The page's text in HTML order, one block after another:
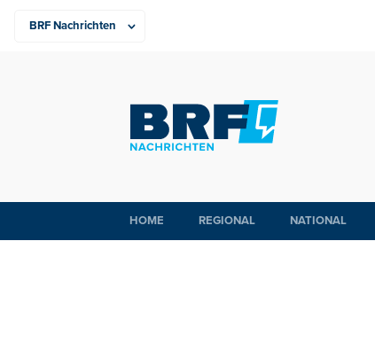
HOME REGIONAL NATIONAL